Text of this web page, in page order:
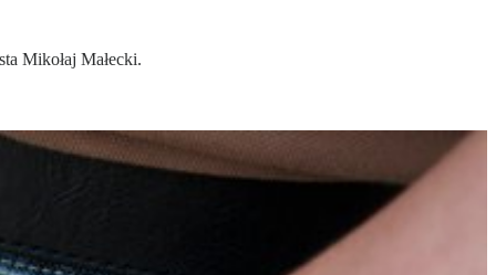
Mikołaj Małecki.